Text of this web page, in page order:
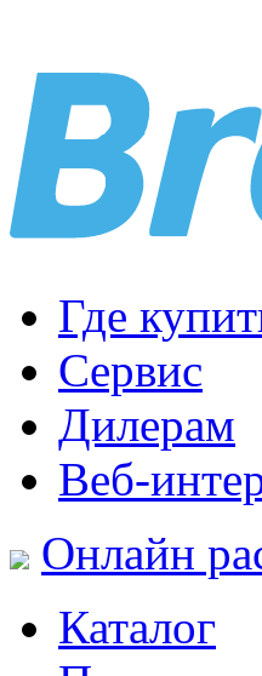
Где
Сервис
Дилерам
Веб-
Онлайн
Каталог